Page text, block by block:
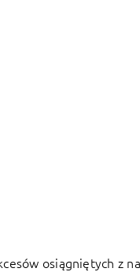
osiągniętych z